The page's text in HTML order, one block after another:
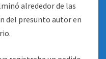
alrededor de las
del presunto autor en